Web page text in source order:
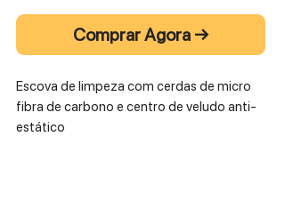
Comprar Agora →
Escova de limpeza com cerdas de micro
fibra de carbono e centro de veludo anti-
estático